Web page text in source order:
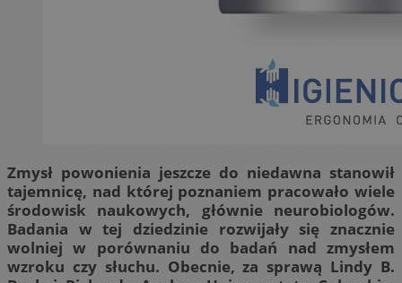
Zmysł powonienia jeszcze do niedawna stanowił
tajemnicę, nad której poznaniem pracowało wiele
środowisk naukowych, głównie neurobiologów.
Badania w tej dziedzinie rozwijały się znacznie
wolniej w porównaniu do badań nad zmysłem
wzroku czy słuchu. Obecnie, za sprawą Lindy B.